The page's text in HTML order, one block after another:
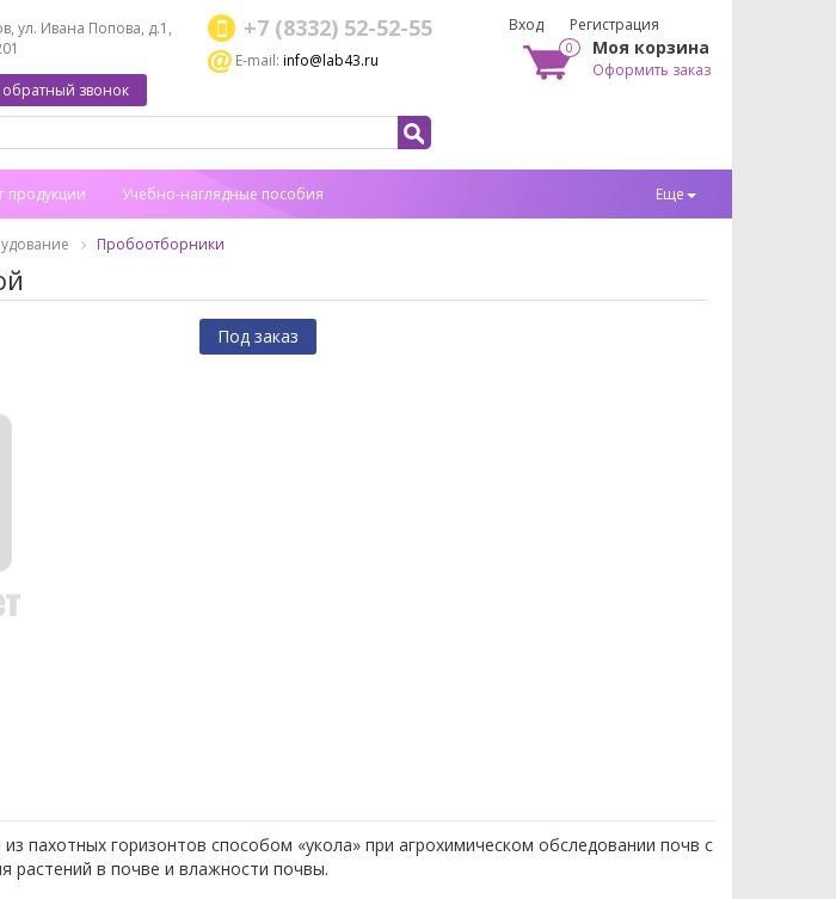
ул. Ивана Попова, д.1,
+7 (8332) 52-52-55
E-mail:info@lab43.ru
обратный звонок
Вход Регистрация
0 Моя корзина
Оформить заказ
продукции Учебно-наглядные пособия Еще
Пробоотборники
Под заказ
пахотных горизонтов способом «укола» при агрохимическом обследовании почв с
растений в почве и влажности почвы.